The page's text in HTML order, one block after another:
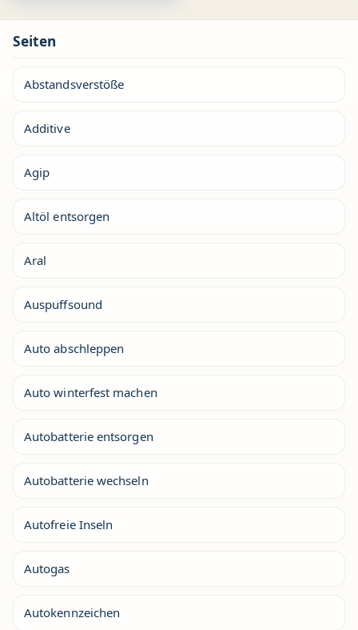
Seiten
Abstandsverstöße
Additive
Agip
Altöl entsorgen
Aral
Auspuffsound
Auto abschleppen
Auto winterfest machen
Autobatterie entsorgen
Autobatterie wechseln
Autofreie Inseln
Autogas
Autokennzeichen